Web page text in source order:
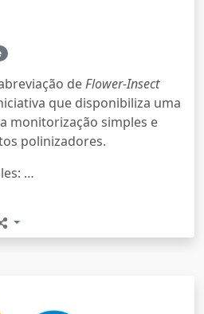
deFlower-Insect
que disponibiliza uma
monitorização simples e
polinizadores.
…